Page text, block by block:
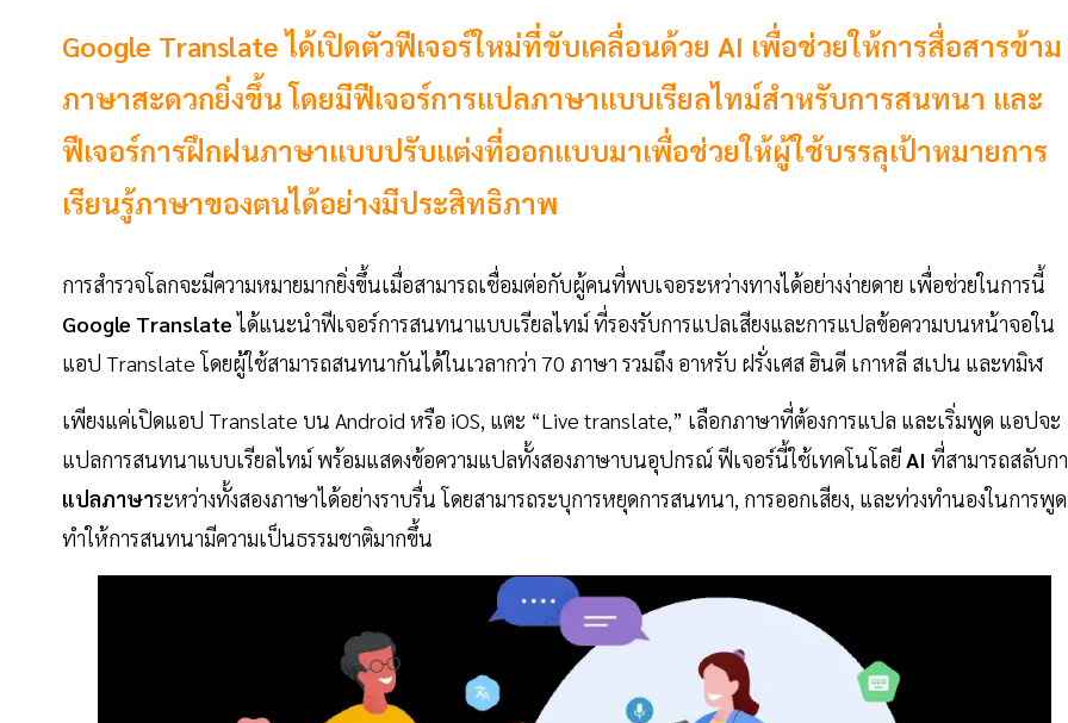
Google Translate ได้เปิดตัวฟีเจอร์ใหม่ที่ขับเคลื่อนด้วย AI เพื่อช่วยให้การสื่อสารข้าม
ภาษาสะดวกยิ่งขึ้น โดยมีฟีเจอร์การแปลภาษาแบบเรียลไทม์สำหรับการสนทนา และ
ฟีเจอร์การฝึกฝนภาษาแบบปรับแต่งที่ออกแบบมาเพื่อช่วยให้ผู้ใช้บรรลุเป้าหมายการ
เรียนรู้ภาษาของตนได้อย่างมีประสิทธิภาพ
การสำรวจโลกจะมีความหมายมากยิ่งขึ้นเมื่อสามารถเชื่อมต่อกับผู้คนที่พบเจอระหว่างทางได้อย่างง่ายดาย เพื่อช่วยในการนี้
Google Translateได้แนะนำฟีเจอร์การสนทนาแบบเรียลไทม์ ที่รองรับการแปลเสียงและการแปลข้อความบนหน้าจอใน
แอป Translate โดยผู้ใช้สามารถสนทนากันได้ในเวลากว่า 70 ภาษา รวมถึง อาหรับ ฝรั่งเศส ฮินดี เกาหลี สเปน และทมิฬ
เพียงแค่เปิดแอป Translate บน Android หรือ iOS, แตะ “Live translate,” เลือกภาษาที่ต้องการแปล และเริ่มพูด แอปจะ
แปลการสนทนาแบบเรียลไทม์ พร้อมแสดงข้อความแปลทั้งสองภาษาบนอุปกรณ์ ฟีเจอร์นี้ใช้เทคโนโลยีAI ที่สามารถสลับก
แปลภาษาระหว่างทั้งสองภาษาได้อย่างราบรื่น โดยสามารถระบุการหยุดการสนทนา, การออกเสียง, และท่วงทำนองในการพูด
ทำให้การสนทนามีความเป็นธรรมชาติมากขึ้น